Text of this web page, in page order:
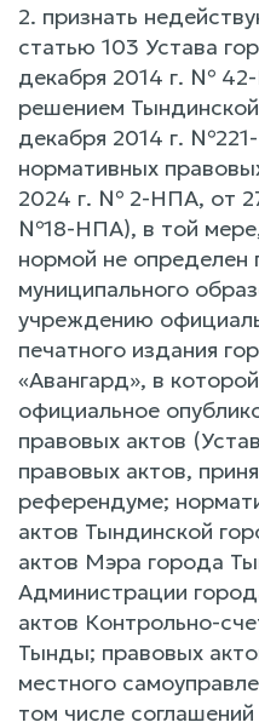
2. признать
статью 103 Устава
декабря 2014 г. №
решением
декабря 2014 г.
нормативных
2024 г. № 2-НПА, от
№18-НПА), в той мере,
нормой не определен
муниципального
учреждению
печатного издания
«Авангаpд», в
официальное
правовых актов
правовых актов,
референдуме;
актов Тындинской
актов Мэра города
Администрации
актов Контрольно-
Тынды; правовых
местного
том числе